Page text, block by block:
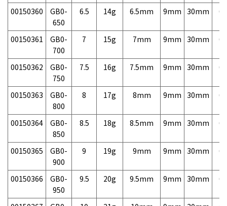
00150360
GB0-
650
6.5 14g 6.5mm 9mm 30mm
00150361
GB0-
700
7 15g 7mm 9mm 30mm
00150362
GB0-
750
7.5 16g 7.5mm 9mm 30mm
00150363
GB0-
800
8 17g 8mm 9mm 30mm
00150364
GB0-
850
8.5 18g 8.5mm 9mm 30mm
00150365
GB0-
900
9 19g 9mm 9mm 30mm
00150366
GB0-
950
9.5 20g 9.5mm 9mm 30mm